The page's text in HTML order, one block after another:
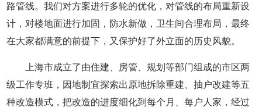
路管线。我们对方案进行多轮的优化，对管线的布局重新设
计，对楼地面进行加固，防水新做，卫生间合理布局，最终
在大家都满意的前提下，又保护好了外立面的历史风貌。
上海市成立了由住建、房管、规划等部门组成的市区两
级工作专班，因地制宜探索出原地拆除重建、抽户改建等五
种改造模式，把改造的进度细化到每个月、每户人家，经过